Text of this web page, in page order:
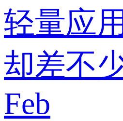
轻量应
却差不
Feb